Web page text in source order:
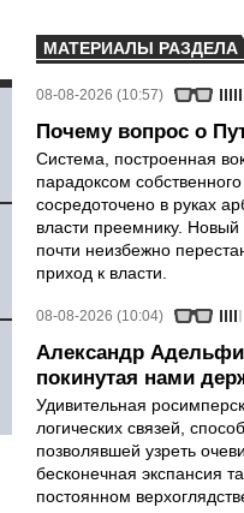
МАТЕРИАЛЫ РАЗДЕЛА
08-08-2026 (10:57)
Почему вопрос о
Система, построенная
парадоксом
сосредоточено в руках
власти преемнику.
почти неизбежно
приход к власти.
08-08-2026 (10:04)
Александр
покинутая нами
Удивительная
логических связей,
позволявшей узреть
бесконечная экспансия
постоянном